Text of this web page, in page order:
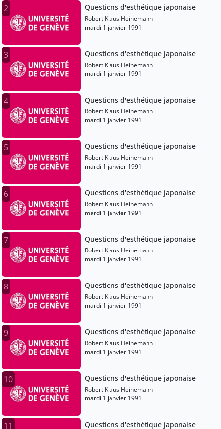
2 Questions d'esthétique japonaise
Robert Klaus Heinemann
mardi 1 janvier 1991
3 Questions d'esthétique japonaise
Robert Klaus Heinemann
mardi 1 janvier 1991
4 Questions d'esthétique japonaise
Robert Klaus Heinemann
mardi 1 janvier 1991
5 Questions d'esthétique japonaise
Robert Klaus Heinemann
mardi 1 janvier 1991
6 Questions d'esthétique japonaise
Robert Klaus Heinemann
mardi 1 janvier 1991
7 Questions d'esthétique japonaise
Robert Klaus Heinemann
mardi 1 janvier 1991
8 Questions d'esthétique japonaise
Robert Klaus Heinemann
mardi 1 janvier 1991
9 Questions d'esthétique japonaise
Robert Klaus Heinemann
mardi 1 janvier 1991
10 Questions d'esthétique japonaise
Robert Klaus Heinemann
mardi 1 janvier 1991
11 Questions d'esthétique japonaise